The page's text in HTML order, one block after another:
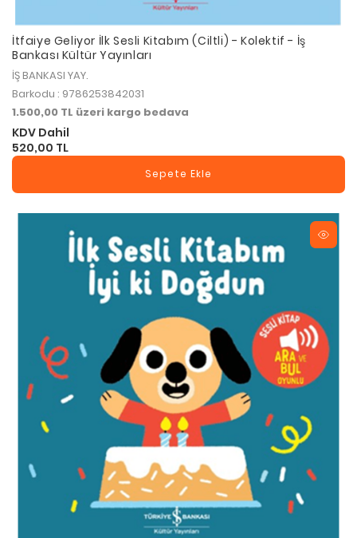
İtfaiye Geliyor İlk Sesli Kitabım (Ciltli) - Kolektif - İş
Bankası Kültür Yayınları
İŞ BANKASI YAY.
Barkodu : 9786253842031
1.500,00 TL üzeri kargo bedava
KDV Dahil
520,00 TL
Sepete Ekle